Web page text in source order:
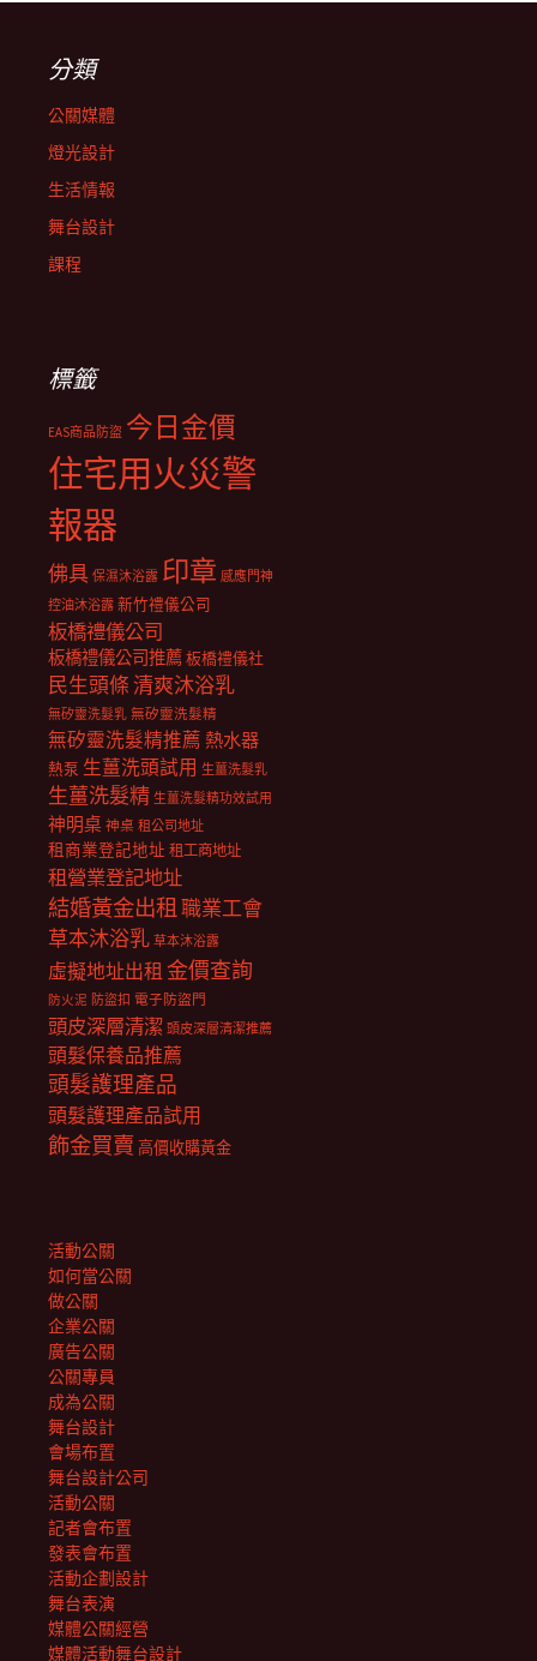
分類
公關媒體
燈光設計
生活情報
舞台設計
課程
標籤
EAS商品防盜 今日金價
住宅用火災警
報器
佛具 保濕沐浴露 印章 感應門神
控油沐浴露 新竹禮儀公司
板橋禮儀公司
板橋禮儀公司推薦板橋禮儀社
民生頭條清爽沐浴乳
無矽靈洗髮乳 無矽靈洗髮精
無矽靈洗髮精推薦 熱水器
熱泵 生薑洗頭試用 生薑洗髮乳
生薑洗髮精 生薑洗髮精功效試用
神明桌 神桌 租公司地址
租商業登記地址 租工商地址
租營業登記地址
結婚黃金出租職業工會
草本沐浴乳 草本沐浴露
虛擬地址出租 金價查詢
防火泥 防盜扣 電子防盜門
頭皮深層清潔 頭皮深層清潔推薦
頭髮保養品推薦
頭髮護理產品
頭髮護理產品試用
飾金買賣 高價收購黃金
活動公關
如何當公關
做公關
企業公關
廣告公關
公關專員
成為公關
舞台設計
會場布置
舞台設計公司
活動公關
記者會布置
發表會布置
活動企劃設計
舞台表演
媒體公關經營
媒體活動舞台設計